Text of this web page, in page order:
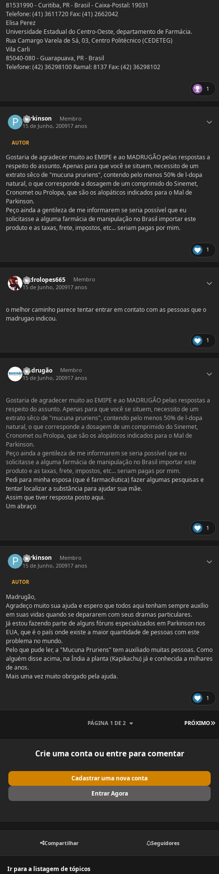
81531990 - Curitiba, PR - Brasil - Caixa-Postal: 19031
Telefone: (41) 3611720 Fax: (41) 2662042
Elisa Perez
Universidade Estadual do Centro-Oeste, departamento de Farmácia.
Rua Camargo Varela de Sá, 03, Centro Politécnico (CEDETEG)
Vila Carli
85040-080 - Guarapuava, PR - Brasil
Telefone: (42) 36298100 Ramal: 8137 Fax: (42) 36298102
1
parkinson
Membro
15 de Junho, 200917 anos
AUTOR
Gostaria de agradecer muito ao EMIPE e ao MADRUGÃO pelas respostas a
respeito do assunto. Apenas para que você se situem, necessito de um
extrato sêco de "mucuna pruriens", contendo pelo menos 50% de l-dopa
natural, o que corresponde a dosagem de um comprimido do Sinemet,
Cronomet ou Prolopa, que são os alopáticos indicados para o Mal de
Parkinson.
Peço ainda a gentileza de me informarem se seria possível que eu
solicitasse a alguma farmácia de manipulação no Brasil importar este
produto e as taxas, frete, impostos, etc... seriam pagas por mim.
1
pedrolopes665
Membro
15 de Junho, 200917 anos
o melhor caminho parece tentar entrar em contato com as pessoas que o
madrugao indicou.
1
Madrugão
Membro
15 de Junho, 200917 anos
Gostaria de agradecer muito ao EMIPE e ao MADRUGÃO pelas respostas a
respeito do assunto. Apenas para que você se situem, necessito de um
extrato sêco de "mucuna pruriens", contendo pelo menos 50% de l-dopa
natural, o que corresponde a dosagem de um comprimido do Sinemet,
Cronomet ou Prolopa, que são os alopáticos indicados para o Mal de
Parkinson.
Peço ainda a gentileza de me informarem se seria possível que eu
solicitasse a alguma farmácia de manipulação no Brasil importar este
produto e as taxas, frete, impostos, etc... seriam pagas por mim.
Pedi para minha esposa (que é farmacêutica) fazer algumas pesquisas e
tentar localizar a substância para ajudar sua mãe.
Assim que tiver resposta posto aqui.
Um abraço
1
parkinson
Membro
15 de Junho, 200917 anos
AUTOR
Madrugão,
Agradeço muito sua ajuda e espero que todos aqui tenham sempre auxílio
em suas vidas quando se depararem com seus dramas particulares.
Já estou fazendo parte de alguns fóruns especializados em Parkinson nos
EUA, que é o país onde existe a maior quantidade de pessoas com este
problema no mundo.
Pelo que pude ler, a "Mucuna Pruriens" tem auxiliado muitas pessoas. Como
alguém disse acima, na Índia a planta (Kapikachu) já e conhecida a milhares
de anos.
Mais uma vez muito obrigado pela ajuda.
1
PRÓXIMO
PÁGINA 1 DE 2
Crie uma conta ou entre para comentar
Cadastrar uma nova conta
Entrar Agora
Compartilhar Seguidores
Ir para a listagem de tópicos